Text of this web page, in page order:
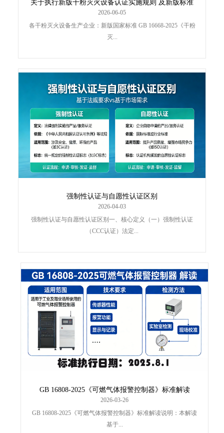
关于执行新版干粉灭火设备认证实施规则 及新版标准
有关要求的通知
2026-06-05
各干粉灭火设备生产企业：新版国家标准 GB 16668-2025《干粉
灭...
强制性认证与自愿性认证区别
2026-04-03
强制性认证与自愿性认证区别一、核心定义（一）强制性认证
（CCC认证）法定...
GB 16808-2025《可燃气体报警控制器》标准解读
2026-03-26
GB 16808-2025《可燃气体报警控制器》标准解读说明：本解读
基于...